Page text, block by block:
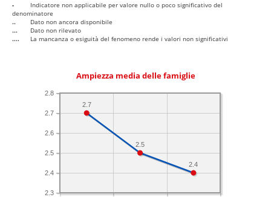
-
Indicatore non applicabile per valore nullo o poco significativo del
denominatore
..
Dato non ancora disponibile
...
Dato non rilevato
....
La mancanza o esiguità del fenomeno rende i valori non significativi
Ampiezza media delle famiglie
2.3
2.4
2.5
2.6
2.7
2.8
2.4
2.5
2.7